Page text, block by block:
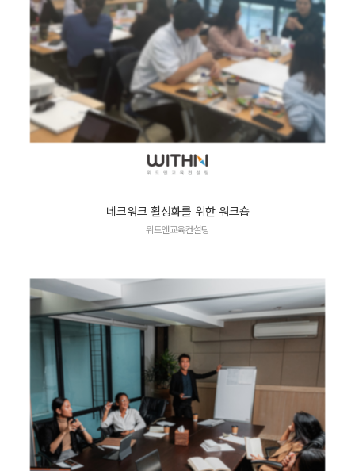
네크워크 활성화를 위한 워크숍
위드앤교육컨설팅